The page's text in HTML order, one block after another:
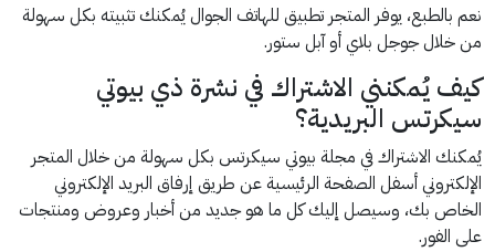
نعم بالطبع، يوفر المتجر تطبيق للهاتف الجوال يُمكنك تثبيته بكل سهولة
من خلال جوجل بلاي أو آبل ستور.
كيف يُمكنني الاشتراك في نشرة ذي بيوتي
سيكرتس البريدية؟
يُمكنك الاشتراك في مجلة بيوتي سيكرتس بكل سهولة من خلال المتجر
الإلكتروني أسفل الصفحة الرئيسية عن طريق إرفاق البريد الإلكتروني
الخاص بك، وسيصل إليك كل ما هو جديد من أخبار وعروض ومنتجات
على الفور.